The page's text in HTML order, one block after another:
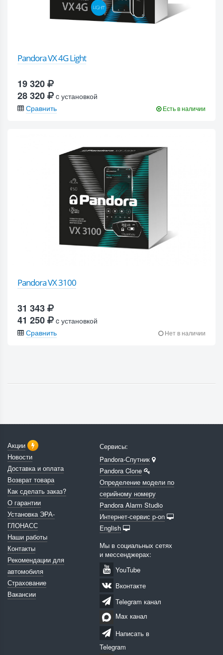
Pandora VX 4G Light
19 320
28 320
c установкой
Сравнить
Есть в наличии
Pandora VX 3100
31 343
41 250
c установкой
Сравнить
Нет в наличии
Акции
Новости
Доставка и оплата
Возврат товара
Как сделать заказ?
О гарантии
Установка ЭРА-
ГЛОНАСС
Наши работы
Контакты
Рекомендации для
автомобиля
Страхование
Вакансии
Сервисы:
Pandora-Спутник
Pandora Clone
Определение модели по
серийному номеру
Pandora Alarm Studio
Интернет-сервис p-on
English
Мы в социальных сетях
и мессенджерах:
YouTube
Вконтакте
Telegram канал
Max канал
Написать в
Telegram